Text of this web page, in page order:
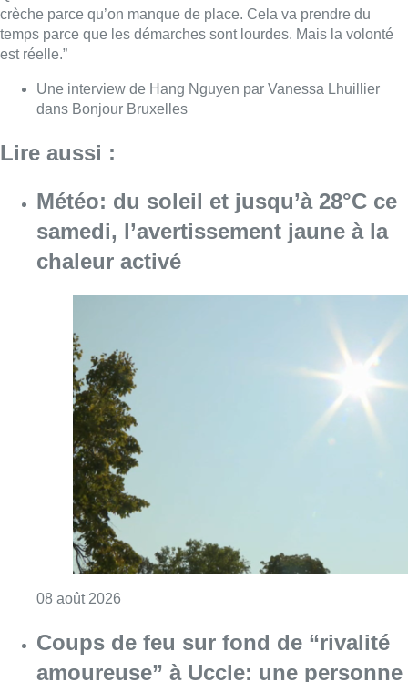
chaleur activé
08 août 2026Consulter l'article "Météo: du soleil et
Coups de feu sur fond de “rivalité
amoureuse” à Uccle: une personne
blessée à la jambe